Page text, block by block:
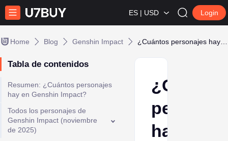
ES | USD Login
Home Blog Genshin Impact
Tabla de contenidos
Resumen: ¿Cuántos personajes
hay en Genshin Impact?
Todos los personajes de
Genshin Impact (noviembre
de 2025)
hay